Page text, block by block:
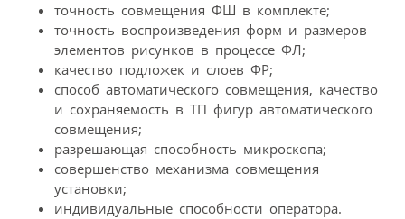
точность совмещения ФШ в комплекте;
точность воспроизведения форм и размеров
элементов рисунков в процессе ФЛ;
качество подложек и слоев ФР;
способ автоматического совмещения, качество
и сохраняемость в ТП фигур автоматического
совмещения;
разрешающая способность микроскопа;
совершенство механизма совмещения
установки;
индивидуальные способности оператора.